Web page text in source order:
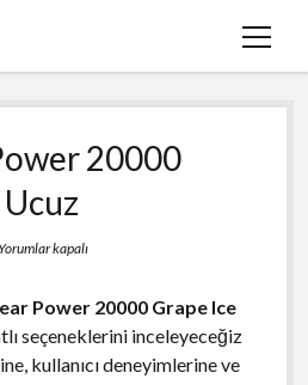
menüyü
Botu
Ücretsiz20000
Yorumlar kapalı
Power 20000 Grape Ice
seçeneklerini inceleyeceğiz
kullanıcı deneyimlerine ve